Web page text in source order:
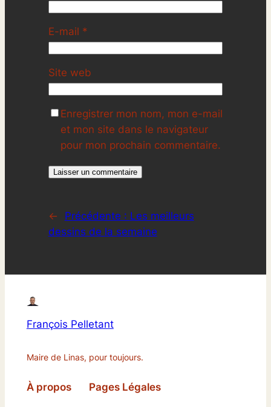
E-mail *
Site web
Enregistrer mon nom, mon e-mail
et mon site dans le navigateur
pour mon prochain commentaire.
← Précédente : Les meilleurs
dessins de la semaine
François Pelletant
Maire de Linas, pour toujours.
À propos Pages Légales